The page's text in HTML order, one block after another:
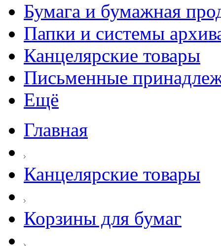
Бумага и бумажная
Папки и системы
Канцелярские товары
Письменные
Ещё
Главная
Канцелярские товары
Корзины для бумаг